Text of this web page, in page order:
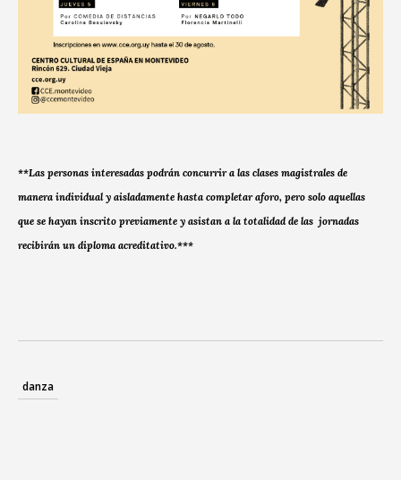
**Las personas interesadas podrán concurrir a las clases magistrales de
manera individual y aisladamente hasta completar aforo, pero solo aquellas
que se hayan inscrito previamente y asistan a la totalidad de las jornadas
recibirán un diploma acreditativo.***
danza